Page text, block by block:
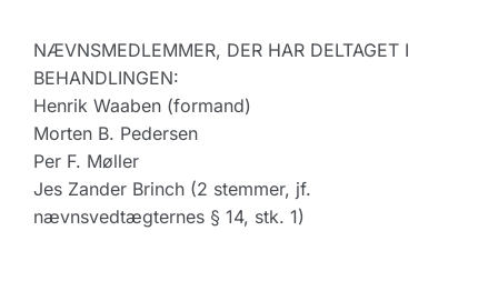
NÆVNSMEDLEMMER, DER HAR DELTAGET I
BEHANDLINGEN:
Henrik Waaben (formand)
Morten B. Pedersen
Per F. Møller
Jes Zander Brinch (2 stemmer, jf.
nævnsvedtægternes § 14, stk. 1)